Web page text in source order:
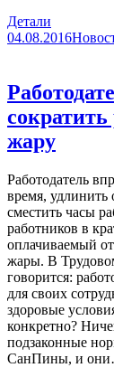
Детали
04.08.2016
жару
Работодатель
время,
сместить часы
работников в
оплачиваемый
жары. В
говорится:
для своих
здоровые
конкретно?
подзаконные
СанПины, и